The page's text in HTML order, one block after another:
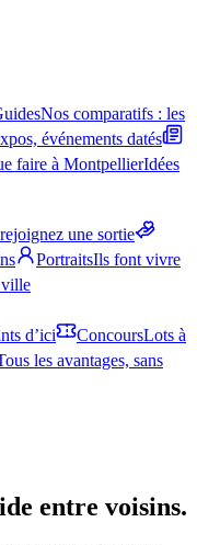
Nos comparatifs : les
événements datés
faire à MontpellierIdées
une sortie
PortraitsIls font vivre
ville
d’ici ConcoursLots à
les avantages, sans
entre voisins.